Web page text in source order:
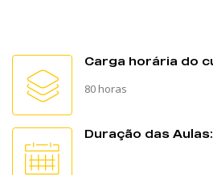
Carga horária do
80 horas
Duração das Aulas: